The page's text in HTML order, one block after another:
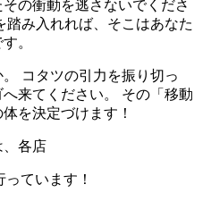
の衝動を逃さないでくださ
踏み入れれば、そこはあなた
。
コタツの引力を振り切っ
来てください。 その「移動
を決定づけます！
、各店
ています！